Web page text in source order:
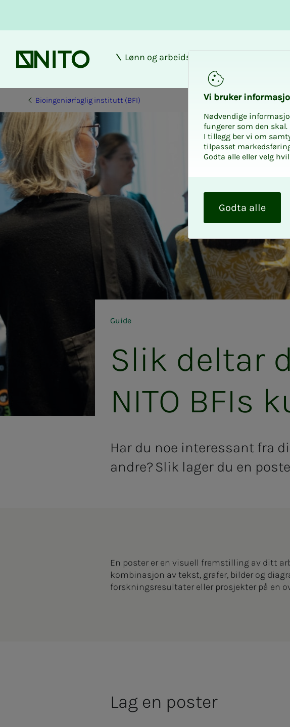
Forsiden
Lønn og arbeidsforhold
Bioingeniørfaglig institutt (BFI)
Guide
Slik del­­­tar
NITO BFIs
Har du noe interessant fra
andre? Slik lager du en
En poster er en visuell fremstilling av ditt
kombinasjon av tekst, grafer, bilder og
forskningsresultater eller prosjekter på en
Lag en poster
Vi bru­­­ker
Nødvendige
fungerer som den skal.
I tillegg ber vi om
tilpasset
Godta alle eller velg
v
v
i
s
a
l
Godta alle